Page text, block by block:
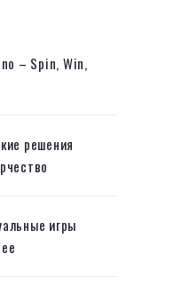
– Spin, Win,
решения
игры